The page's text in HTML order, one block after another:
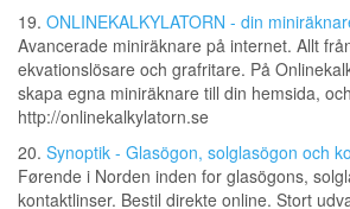
19. ONLINEKALKYLATORN - din
Avancerade miniräknare på internet. Allt
ekvationslösare och grafritare. På
skapa egna miniräknare till din hemsida,
http://onlinekalkylatorn.se
20. Synoptik - Glasögon, solglasögon och
Førende i Norden inden for glasögons,
kontaktlinser. Bestil direkte online. Stort